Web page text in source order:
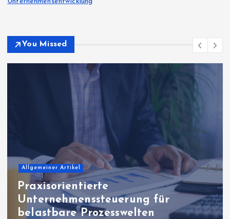
You Missed
Allgemeiner Artikel
Praxisorientierte
Unternehmenssteuerung für
belastbare Prozesswelten